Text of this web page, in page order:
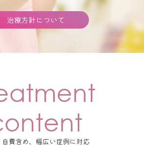
治療方針について
費含め、幅広い症例に対応